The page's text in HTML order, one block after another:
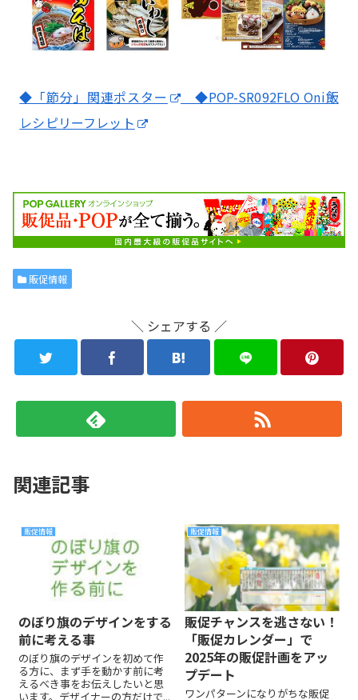
◆「節分」関連ポスター
◆POP-SR092FLO Oni飯
レシピリーフレット
販促情報
＼ シェアする ／
関連記事
販促情報
のぼり旗のデザインをする
前に考える事
のぼり旗のデザインを初めて作
る方に、まず手を動かす前に考
えるべき事をお伝えしたいと思
います。デザイナーの方だけで...
販促情報
販促チャンスを逃さない！
「販促カレンダー」で
2025年の販促計画をアッ
プデート
ワンパターンになりがちな販促